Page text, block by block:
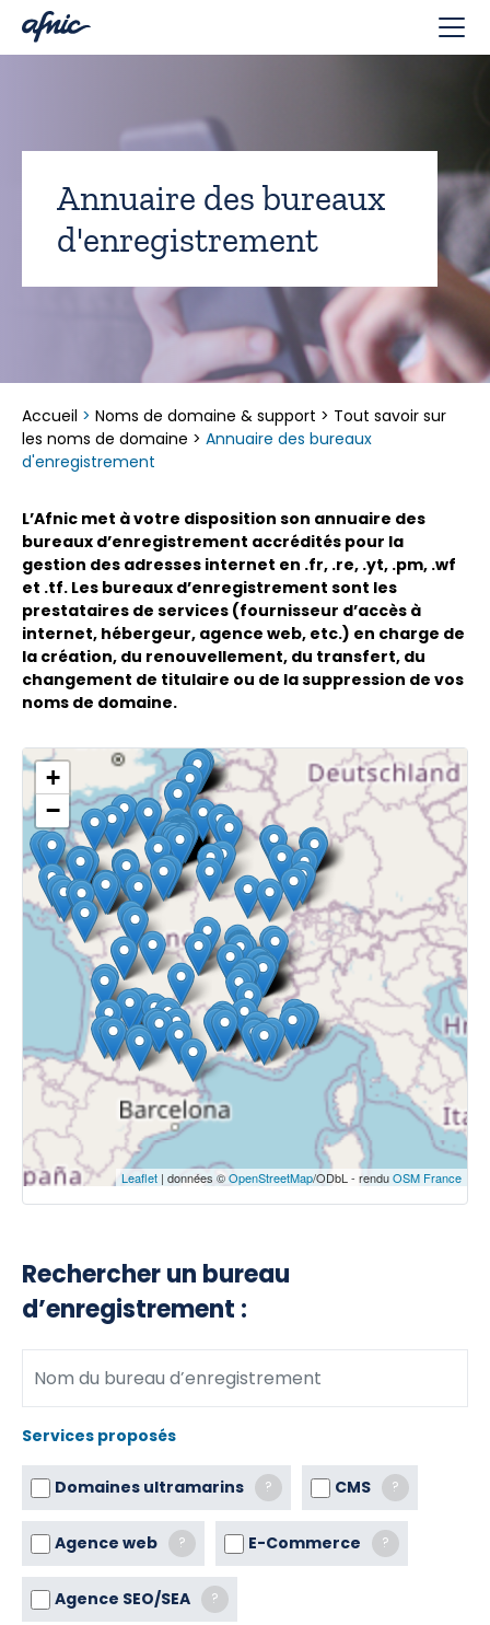
Annuaire des bureaux
d'enregistrement
Accueil > Noms de domaine & support > Tout savoir sur
les noms de domaine > Annuaire des bureaux
d'enregistrement
L’Afnic met à votre disposition son annuaire des
bureaux d’enregistrement accrédités pour la
gestion des adresses internet en .fr, .re, .yt, .pm, .wf
et .tf. Les bureaux d’enregistrement sont les
prestataires de services (fournisseur d’accès à
internet, hébergeur, agence web, etc.) en charge de
la création, du renouvellement, du transfert, du
changement de titulaire ou de la suppression de vos
noms de domaine.
+
−
Leaflet | données ©OpenStreetMap/ODbL - renduOSM France
Rechercher un bureau
d’enregistrement :
Services proposés
Domaines ultramarins ? CMS ?
Agence web ? E-Commerce ?
Agence SEO/SEA ?
Panneau de gestion des cookies